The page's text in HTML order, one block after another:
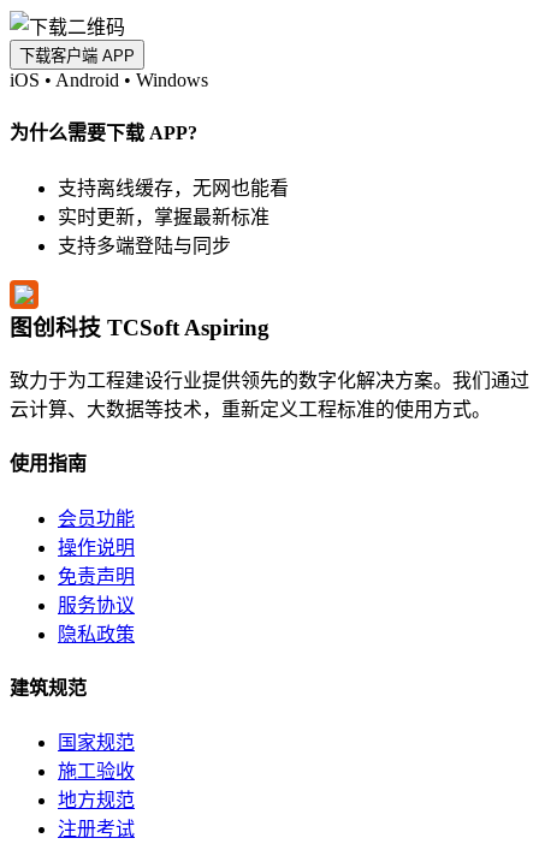
下载客户端 APP
iOS • Android • Windows
为什么需要下载 APP?
支持离线缓存，无网也能看
实时更新，掌握最新标准
支持多端登陆与同步
图创科技 TCSoft Aspiring
致力于为工程建设行业提供领先的数字化解决方案。我们通过
云计算、大数据等技术，重新定义工程标准的使用方式。
使用指南
会员功能
操作说明
免责声明
服务协议
隐私政策
建筑规范
国家规范
施工验收
地方规范
注册考试